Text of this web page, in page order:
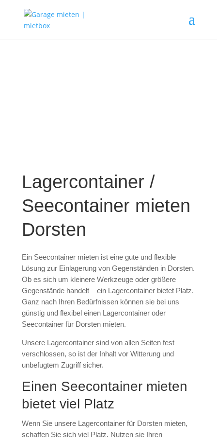
Lagercontainer /
Seecontainer mieten
Dorsten
Ein Seecontainer mieten ist eine gute und flexible
Lösung zur Einlagerung von Gegenständen in Dorsten.
Ob es sich um kleinere Werkzeuge oder größere
Gegenstände handelt – ein Lagercontainer bietet Platz.
Ganz nach Ihren Bedürfnissen können sie bei uns
günstig und flexibel einen Lagercontainer oder
Seecontainer für Dorsten mieten.
Unsere Lagercontainer sind von allen Seiten fest
verschlossen, so ist der Inhalt vor Witterung und
unbefugtem Zugriff sicher.
Einen Seecontainer mieten
bietet viel Platz
Wenn Sie unsere Lagercontainer für Dorsten mieten,
schaffen Sie sich viel Platz. Nutzen sie Ihren